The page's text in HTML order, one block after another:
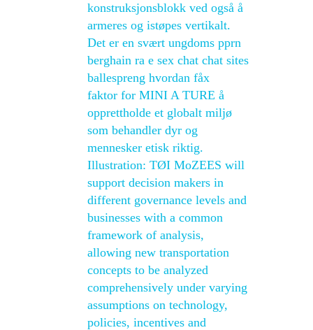
konstruksjonsblokk ved også å
armeres og istøpes vertikalt.
Det er en svært ungdoms pprn
berghain ra e sex chat chat sites
ballespreng hvordan fåx
faktor for MINI A TURE å
opprettholde et globalt miljø
som behandler dyr og
mennesker etisk riktig.
Illustration: TØI MoZEES will
support decision makers in
different governance levels and
businesses with a common
framework of analysis,
allowing new transportation
concepts to be analyzed
comprehensively under varying
assumptions on technology,
policies, incentives and